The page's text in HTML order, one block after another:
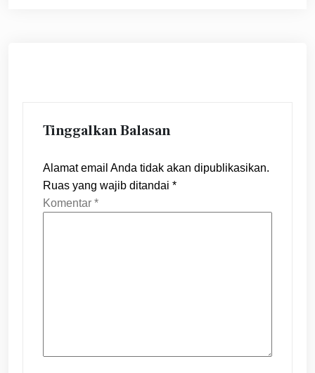
Tinggalkan Balasan
Alamat email Anda tidak akan dipublikasikan.
Ruas yang wajib ditandai *
Komentar *